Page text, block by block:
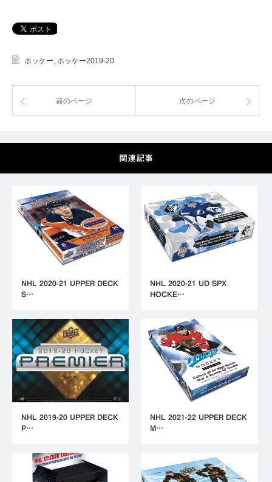
ホッケー ホッケー2019‐20
前のページ 次のページ
関連記事
NHL 2020-21 UPPER DECK
S…
NHL 2020-21 UD SPX
HOCKE…
NHL 2019-20 UPPER DECK
P…
NHL 2021-22 UPPER DECK
M…